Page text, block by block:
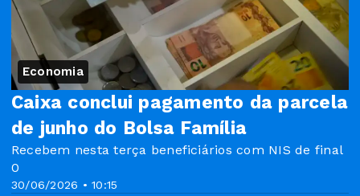
Economia
30/06/2026 • 10:15
Caixa conclui pagamento da parcela
de junho do Bolsa Família
Recebem nesta terça beneficiários com NIS de final
0